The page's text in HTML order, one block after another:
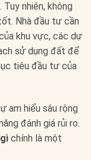
nhiên, không
Nhà đầu tư cần
khu vực, các dự
sử dụng đất để
tiêu đầu tư của
am hiểu sâu rộng
đánh giá rủi ro.
chính là một